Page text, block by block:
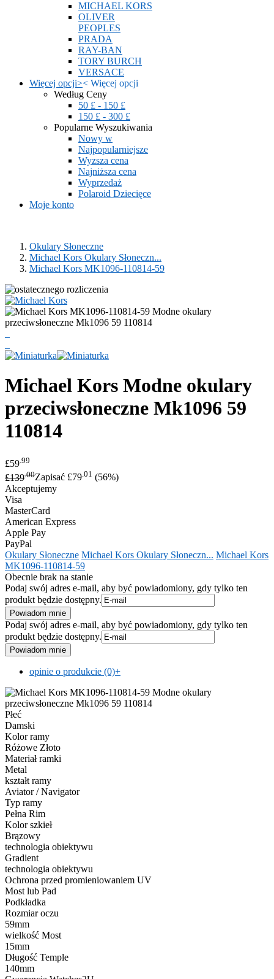
MICHAEL KORS
OLIVER
PEOPLES
PRADA
RAY-BAN
TORY BURCH
VERSACE
Więcej opcji>< Więcej opcji
Według Ceny
50 £ - 150 £
150 £ - 300 £
Popularne Wyszukiwania
Nowy w
Najpopularniejsze
Wyzsza cena
Najniższa cena
Wyprzedaż
Polaroid Dziecięce
Moje konto
Okulary Słoneczne
Michael Kors Okulary Słoneczn...
Michael Kors MK1096-110814-59
Michael Kors Modne okulary
przeciwsłoneczne Mk1096 59
110814
£59 .99
£139.00Zapisać £79.01 (56%)
Akceptujemy
Visa
MasterCard
American Express
Apple Pay
PayPal
Okulary Słoneczne Michael Kors Okulary Słoneczn... Michael Kors
MK1096-110814-59
Obecnie brak na stanie
Podaj swój adres e-mail, aby być powiadomiony, gdy tylko ten
produkt będzie dostępny.
Podaj swój adres e-mail, aby być powiadomiony, gdy tylko ten
produkt będzie dostępny.
opinie o produkcie (0)+
Płeć
Damski
Kolor ramy
Różowe Złoto
Materiał ramki
Metal
kształt ramy
Aviator / Navigator
Typ ramy
Pełna Rim
Kolor szkieł
Brązowy
technologia obiektywu
Gradient
technologia obiektywu
Ochrona przed promieniowaniem UV
Most lub Pad
Podkładka
Rozmiar oczu
59mm
wielkość Most
15mm
Długość Temple
140mm